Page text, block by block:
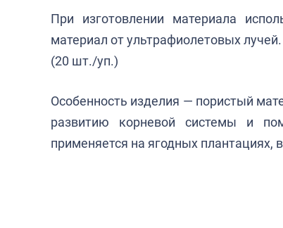
При изготовлении материала
материал от ультрафиолетовых
(20 шт./уп.)
Особенность изделия — пористый
развитию корневой системы и
применяется на ягодных плантациях,